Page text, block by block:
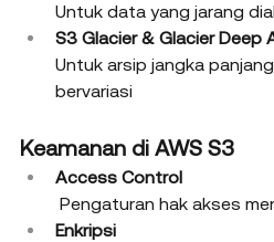
Untuk data yang jarang
S3 Glacier & Glacier Deep
Untuk arsip jangka
bervariasi
Keamanan di AWS S3
Access Control
Pengaturan hak akses
Enkripsi